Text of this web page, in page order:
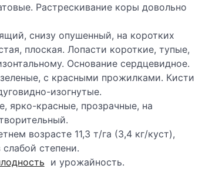
Растрескивание коры довольно
снизу опушенный, на коротких
плоская. Лопасти короткие, тупые,
Основание сердцевидное.
с красными прожилками. Кисти
изогнутые.
ярко-красные, прозрачные, на
возрасте 11,3 т/га (3,4 кг/куст),
степени.
и урожайность.